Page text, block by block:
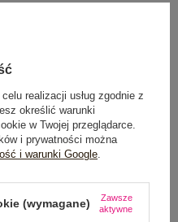
realizacji usług zgodnie z
określić warunki
w Twojej przeglądarce.
i prywatności można
i warunki Google
(wymagane)
Zawsze
aktywne